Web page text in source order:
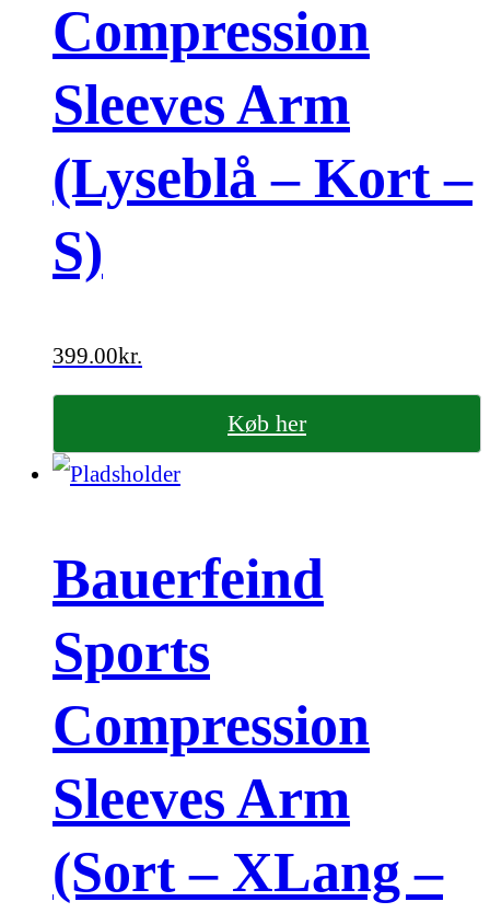
Compression
Sleeves Arm
(Lyseblå – Kort –
S)
399.00kr.
Køb her
Bauerfeind
Sports
Compression
Sleeves Arm
(Sort – XLang –